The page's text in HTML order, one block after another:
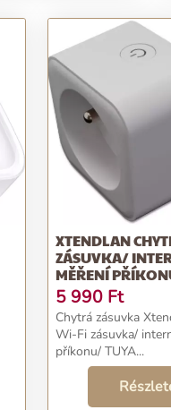
XTENDLAN
ZÁSUVKA/
MĚŘENÍ
5 990 Ft
Chytrá zásuvka
Wi-Fi zásuvka/
příkonu/ TUYA...